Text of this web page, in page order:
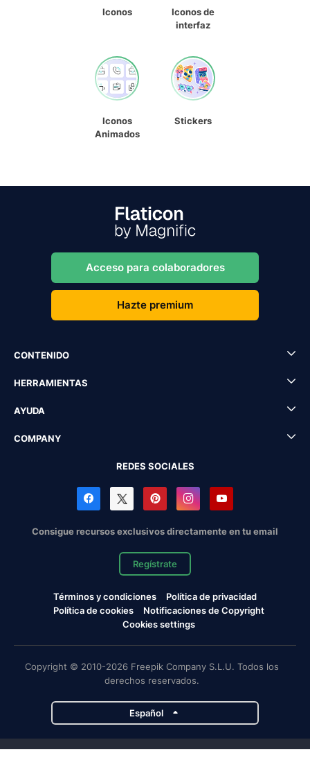
Iconos
Iconos de
interfaz
Iconos
Animados
Stickers
Acceso para colaboradores
Hazte premium
CONTENIDO
HERRAMIENTAS
AYUDA
COMPANY
REDES SOCIALES
Consigue recursos exclusivos directamente en tu email
Regístrate
Términos y condiciones
Política de privacidad
Política de cookies
Notificaciones de Copyright
Cookies settings
Copyright © 2010-2026 Freepik Company S.L.U. Todos los
derechos reservados.
Español